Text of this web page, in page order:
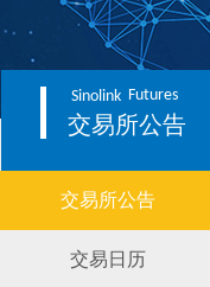
Sinolink Futures
交易所公告
交易所公告
交易日历